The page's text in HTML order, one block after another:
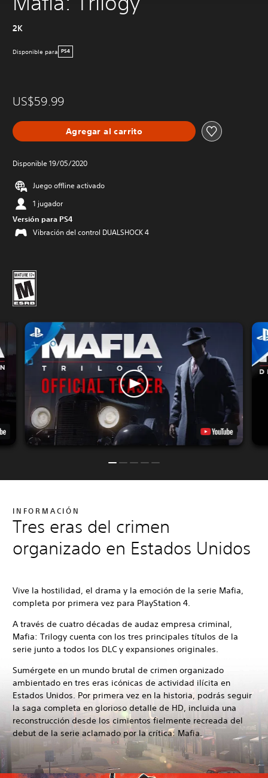
2K
Disponible para PS4
US$59.99
Agregar al carrito
Disponible 19/05/2020
Juego offline activado
1 jugador
Versión para PS4
Vibración del control DUALSHOCK 4
INFORMACIÓN
Tres eras del crimen
organizado en Estados Unidos
Vive la hostilidad, el drama y la emoción de la serie Mafia,
completa por primera vez para PlayStation 4.
A través de cuatro décadas de audaz empresa criminal,
Mafia: Trilogy cuenta con los tres principales títulos de la
serie junto a todos los DLC y expansiones originales.
Sumérgete en un mundo brutal de crimen organizado
ambientado en tres eras icónicas de actividad ilícita en
Estados Unidos. Por primera vez en la historia, podrás seguir
la saga completa en glorioso detalle de HD, incluida una
reconstrucción desde los cimientos fielmente recreada del
debut de la serie aclamado por la crítica: Mafia.